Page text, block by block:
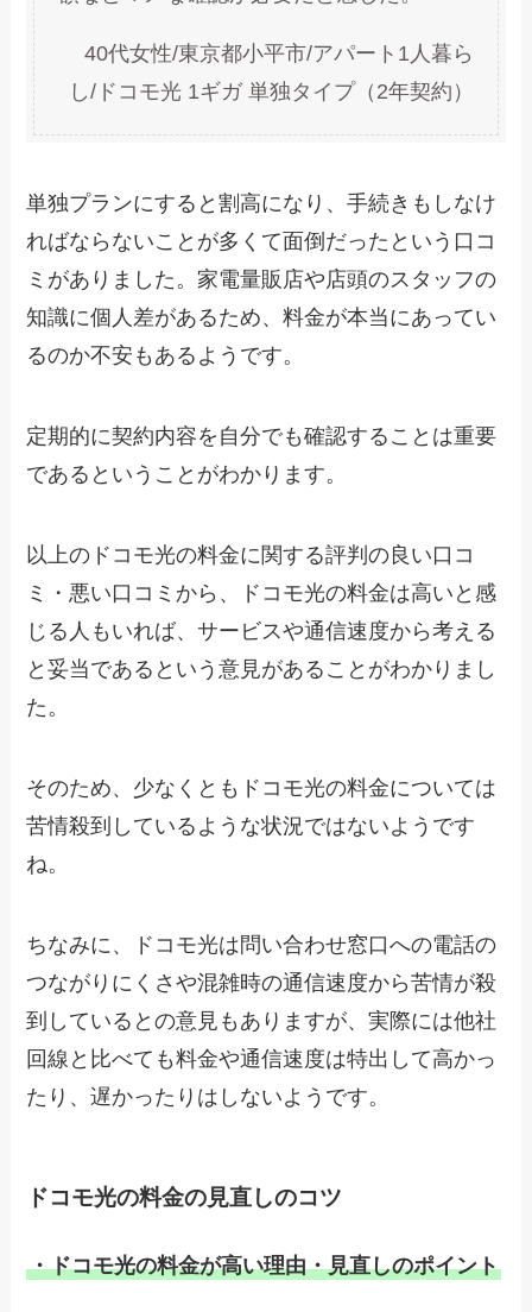
40代女性/東京都小平市/アパート1人暮ら
し/ドコモ光 1ギガ 単独タイプ（2年契約）
単独プランにすると割高になり、手続きもしなけ
ればならないことが多くて面倒だったという口コ
ミがありました。家電量販店や店頭のスタッフの
知識に個人差があるため、料金が本当にあってい
るのか不安もあるようです。
定期的に契約内容を自分でも確認することは重要
であるということがわかります。
以上のドコモ光の料金に関する評判の良い口コ
ミ・悪い口コミから、ドコモ光の料金は高いと感
じる人もいれば、サービスや通信速度から考える
と妥当であるという意見があることがわかりまし
た。
そのため、少なくともドコモ光の料金については
苦情殺到しているような状況ではないようです
ね。
ちなみに、ドコモ光は問い合わせ窓口への電話の
つながりにくさや混雑時の通信速度から苦情が殺
到しているとの意見もありますが、実際には他社
回線と比べても料金や通信速度は特出して高かっ
たり、遅かったりはしないようです。
ドコモ光の料金の見直しのコツ
・ドコモ光の料金が高い理由・見直しのポイント